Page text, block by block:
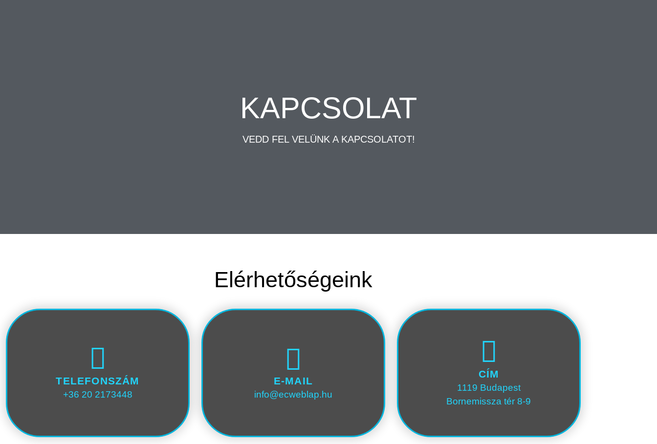
KAPCSOLAT
VEDD FEL VELÜNK A KAPCSOLATOT!
Elérhetőségeink
TELEFONSZÁM
+36 20 2173448
E-MAIL
info@ecweblap.hu
CÍM
1119 Budapest
Bornemissza tér 8-9